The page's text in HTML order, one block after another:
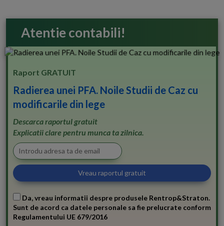
Atentie contabili!
Raport GRATUIT
Radierea unei PFA. Noile Studii de Caz cu
modificarile din lege
Descarca raportul gratuit
Explicatii clare pentru munca ta zilnica.
Da, vreau informatii despre produsele Rentrop&Straton.
Sunt de acord ca datele personale sa fie prelucrate conform
Regulamentului UE 679/2016